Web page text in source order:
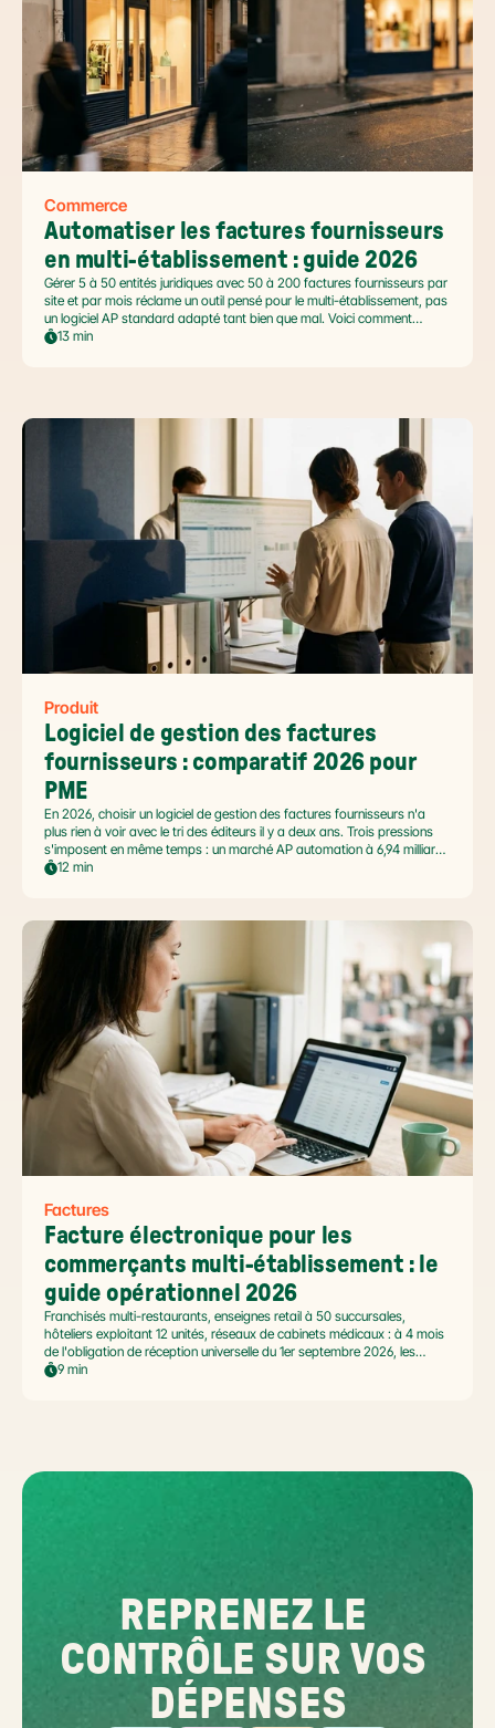
Commerce
Automatiser les factures fournisseurs
en multi-établissement : guide 2026
Gérer 5 à 50 entités juridiques avec 50 à 200 factures fournisseurs par
site et par mois réclame un outil pensé pour le multi-établissement, pas
un logiciel AP standard adapté tant bien que mal. Voici comment
automatiser sans casser la gouvernance locale, capturer le levier BFR
13 min
Produit
Logiciel de gestion des factures
fournisseurs : comparatif 2026 pour
PME
En 2026, choisir un logiciel de gestion des factures fournisseurs n'a
plus rien à voir avec le tri des éditeurs il y a deux ans. Trois pressions
s'imposent en même temps : un marché AP automation à 6,94 milliards
USD en pleine accélération, une réforme facture électronique 2026 qui
de traitement, selon Forrester 2026). Ce comparatif passe en revue 8
outils pertinents pour les PME françaises et le positionnement de Libeo
dans ce paysage en mouvement.
12 min
Factures
Facture électronique pour les
commerçants multi-établissement : le
guide opérationnel 2026
Franchisés multi-restaurants, enseignes retail à 50 succursales,
hôteliers exploitant 12 unités, réseaux de cabinets médicaux : à 4 mois
de l'obligation de réception universelle du 1er septembre 2026, les
commerçants multi-établissement ont un défi spécifique. Ce guide
9 min
REPRENEZ LE
CONTRÔLE SUR VOS
DÉPENSES